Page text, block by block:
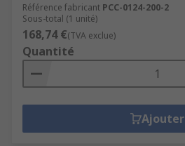
Référence fabricant PCC-0124-200-2
Sous-total (1 unité)
168,74 €(TVA exclue)
Quantité
Ajouter